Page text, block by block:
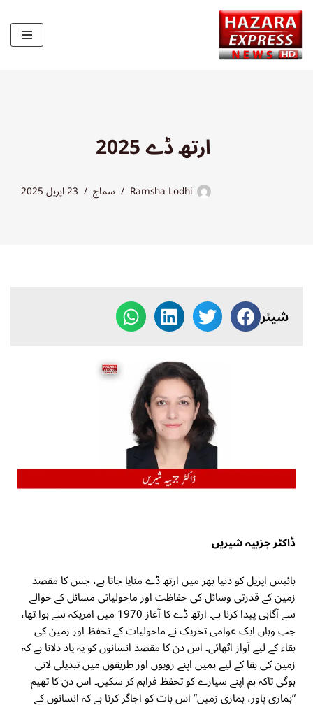
Skip
to
ارتھ ڈے 2025
Ramsha Lodhi سماج 23 اپریل 2025
شیئر
ڈاکٹر جزبیہ شیریں
بائیس اپریل کو دنیا بھر میں ارتھ ڈے منایا جاتا ہے، جس کا مقصد
زمین کے قدرتی وسائل کی حفاظت اور ماحولیاتی مسائل کے حوالے
سے آگاہی پیدا کرنا ہے۔ ارتھ ڈے کا آغاز 1970 میں امریکہ سے ہوا تھا،
جب وہاں ایک عوامی تحریک نے ماحولیات کے تحفظ اور زمین کی
بقاء کے لیے آواز اٹھائی۔ اس دن کا مقصد انسانوں کو یہ یاد دلانا ہے کہ
زمین کی بقا کے لیے ہمیں اپنے رویوں اور طریقوں میں تبدیلی لانی
ہوگی تاکہ ہم اپنے سیارے کو تحفظ فراہم کر سکیں۔ اس دن کا تھیم
”ہماری پاور، ہماری زمین” اس بات کو اجاگر کرتا ہے کہ انسانوں کے